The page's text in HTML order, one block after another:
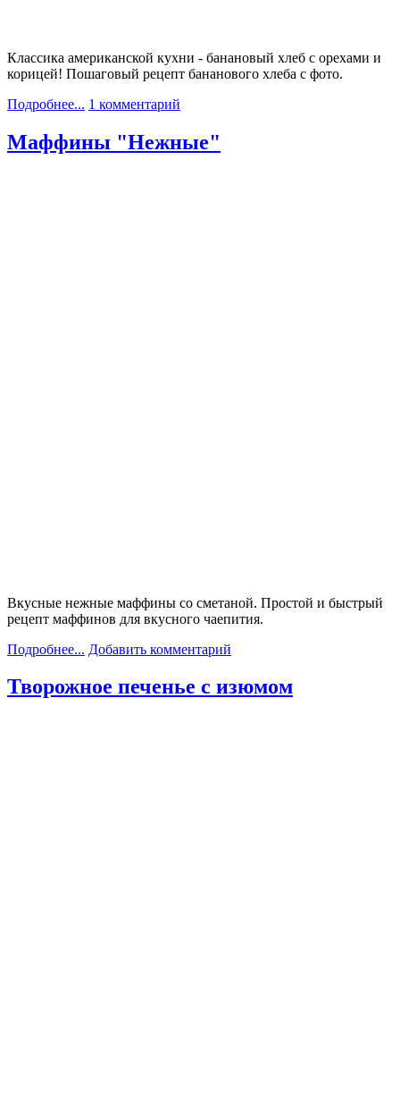
Классика американской кухни - банановый хлеб с орехами и
корицей! Пошаговый рецепт бананового хлеба с фото.
Подробнее... 1 комментарий
Маффины "Нежные"
Вкусные нежные маффины со сметаной. Простой и быстрый
рецепт маффинов для вкусного чаепития.
Подробнее... Добавить комментарий
Творожное печенье с изюмом